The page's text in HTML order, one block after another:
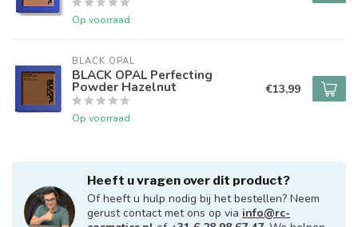
Op voorraad
BLACK OPAL
BLACK OPAL Perfecting
Powder Hazelnut
Op voorraad
€13,99
Heeft u vragen over dit product?
Of heeft u hulp nodig bij het bestellen? Neem
gerust contact met ons op via info@rc-